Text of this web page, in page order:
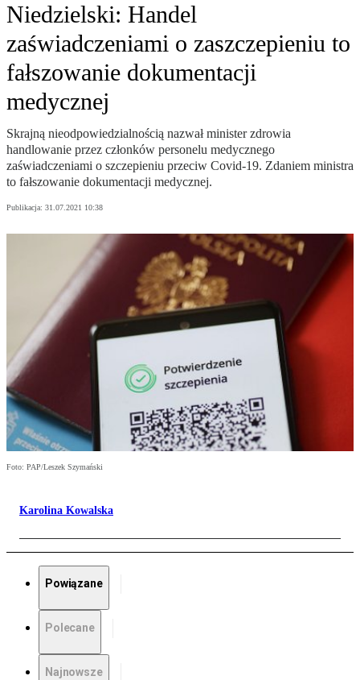
Niedzielski: Handel
zaświadczeniami o zaszczepieniu to
fałszowanie dokumentacji
medycznej
Skrajną nieodpowiedzialnością nazwał minister zdrowia
handlowanie przez członków personelu medycznego
zaświadczeniami o szczepieniu przeciw Covid-19. Zdaniem ministra
to fałszowanie dokumentacji medycznej.
Publikacja: 31.07.2021 10:38
Foto: PAP/Leszek Szymański
Karolina Kowalska
Powiązane
Polecane
Najnowsze